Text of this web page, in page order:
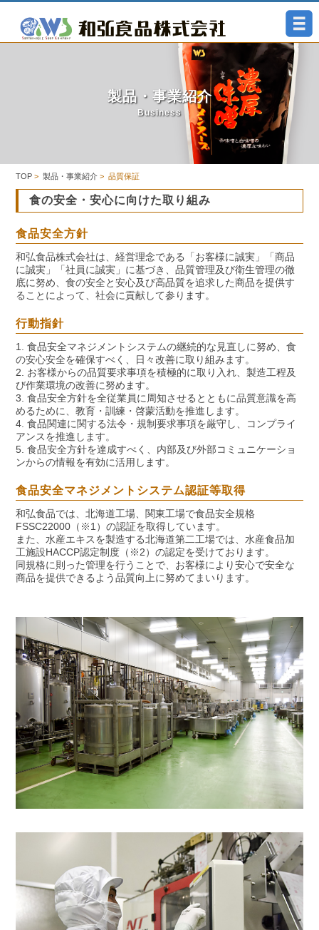
製品・事業紹介
Business
TOP >製品・事業紹介 > 品質保証
食の安全・安心に向けた取り組み
食品安全方針
和弘食品株式会社は、経営理念である「お客様に誠実」「商品
に誠実」「社員に誠実」に基づき、品質管理及び衛生管理の徹
底に努め、食の安全と安心及び高品質を追求した商品を提供す
ることによって、社会に貢献して参ります。
行動指針
1. 食品安全マネジメントシステムの継続的な見直しに努め、食
の安心安全を確保すべく、日々改善に取り組みます。
2. お客様からの品質要求事項を積極的に取り入れ、製造工程及
び作業環境の改善に努めます。
3. 食品安全方針を全従業員に周知させるとともに品質意識を高
めるために、教育・訓練・啓蒙活動を推進します。
4. 食品関連に関する法令・規制要求事項を厳守し、コンプライ
アンスを推進します。
5. 食品安全方針を達成すべく、内部及び外部コミュニケーショ
ンからの情報を有効に活用します。
食品安全マネジメントシステム認証等取得
和弘食品では、北海道工場、関東工場で食品安全規格
FSSC22000（※1）の認証を取得しています。
また、水産エキスを製造する北海道第二工場では、水産食品加
工施設HACCP認定制度（※2）の認定を受けております。
同規格に則った管理を行うことで、お客様により安心で安全な
商品を提供できるよう品質向上に努めてまいります。